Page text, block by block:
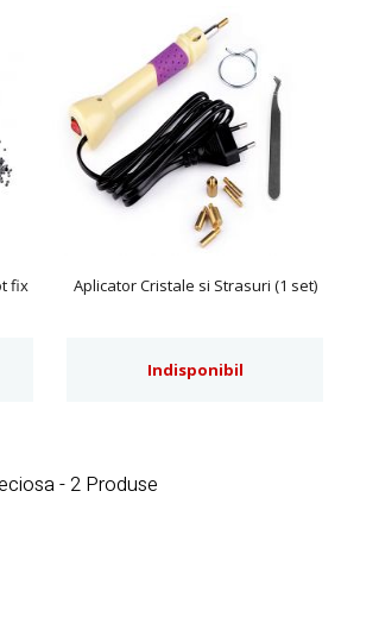
fix
Aplicator Cristale si Strasuri (1 set)
Indisponibil
- 2 Produse